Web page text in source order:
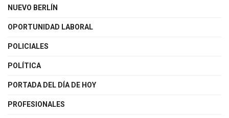
NUEVO BERLÍN
OPORTUNIDAD LABORAL
POLICIALES
POLÍTICA
PORTADA DEL DÍA DE HOY
PROFESIONALES